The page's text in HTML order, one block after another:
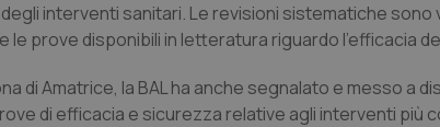
interventi sanitari. Le revisioni sistematiche
prove disponibili in letteratura riguardo l’efficacia
di Amatrice, la BAL ha anche segnalato e messo a
di efficacia e sicurezza relative agli interventi più